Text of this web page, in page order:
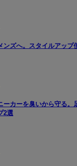
ンズへ。スタイルアップ
ーカーを臭いから守る。
2選